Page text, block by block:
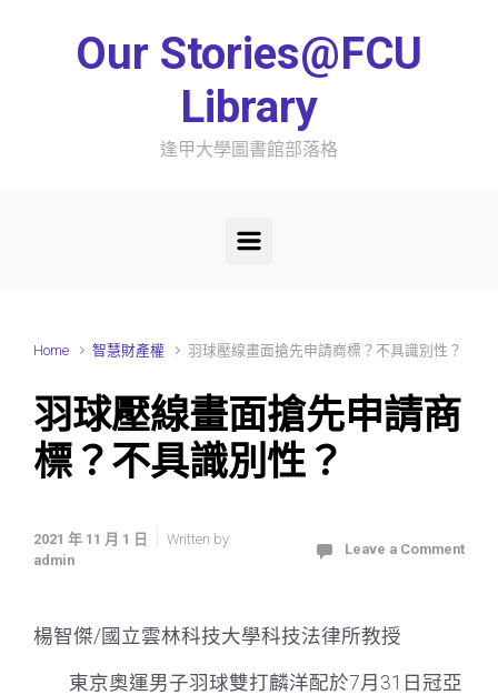
Our Stories@FCU
Library
逢甲大學圖書館部落格
Home 智慧財產權 羽球壓線畫面搶先申請商標？不具識別性？
羽球壓線畫面搶先申請商
標？不具識別性？
2021 年 11 月 1 日
Written by
admin
Leave a Comment
楊智傑/國立雲林科技大學科技法律所教授
東京奧運男子羽球雙打麟洋配於7月31日冠亞